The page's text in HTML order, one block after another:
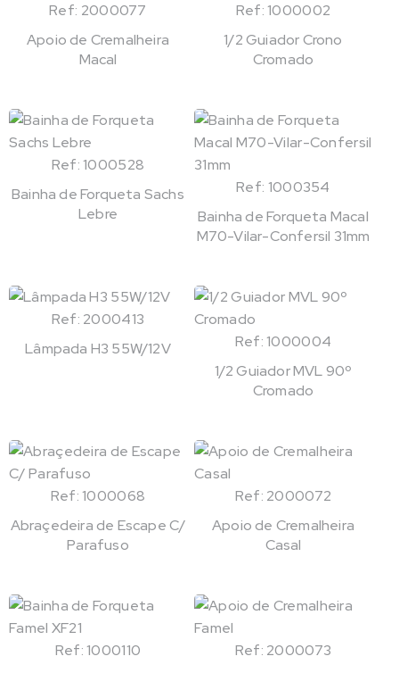
Ref: 2000077
Apoio de Cremalheira
Macal
Ref: 1000002
1/2 Guiador Crono
Cromado
Ref: 1000528
Bainha de Forqueta Sachs
Lebre
Ref: 1000354
Bainha de Forqueta Macal
M70-Vilar-Confersil 31mm
Ref: 2000413
Lâmpada H3 55W/12V
Ref: 1000004
1/2 Guiador MVL 90º
Cromado
Ref: 1000068
Abraçedeira de Escape C/
Parafuso
Ref: 2000072
Apoio de Cremalheira
Casal
Ref: 1000110
Ref: 2000073